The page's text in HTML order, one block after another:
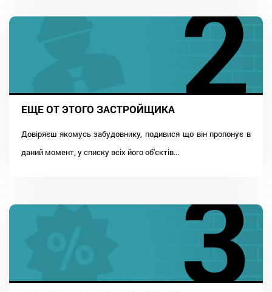
ЕЩЕ ОТ ЭТОГО ЗАСТРОЙЩИКА
Довіряєш якомусь забудовнику, подивися що він пропонує в
даний момент, у списку всіх його об'єктів...